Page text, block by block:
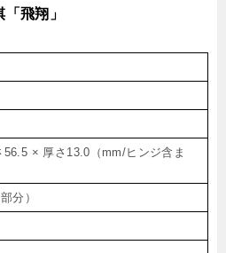
飛翔」
× 厚さ13.0（mm/ヒンジ含ま
分）